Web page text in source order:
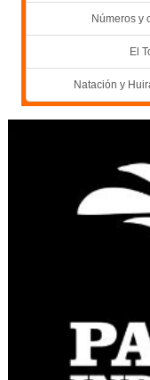
Números y
El
Natación y